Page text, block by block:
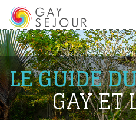
LE GUIDE
GAY ET